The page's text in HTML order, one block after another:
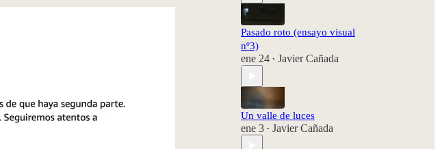
Pasado roto (ensayo visual
nº3)
ene 24 • Javier Cañada
Un valle de luces
ene 3 • Javier Cañada